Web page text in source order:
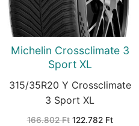
Michelin Crossclimate 3
Sport XL
315/35R20 Y Crossclimate
3 Sport XL
166.802Ft Original
122.782 FtCurrent